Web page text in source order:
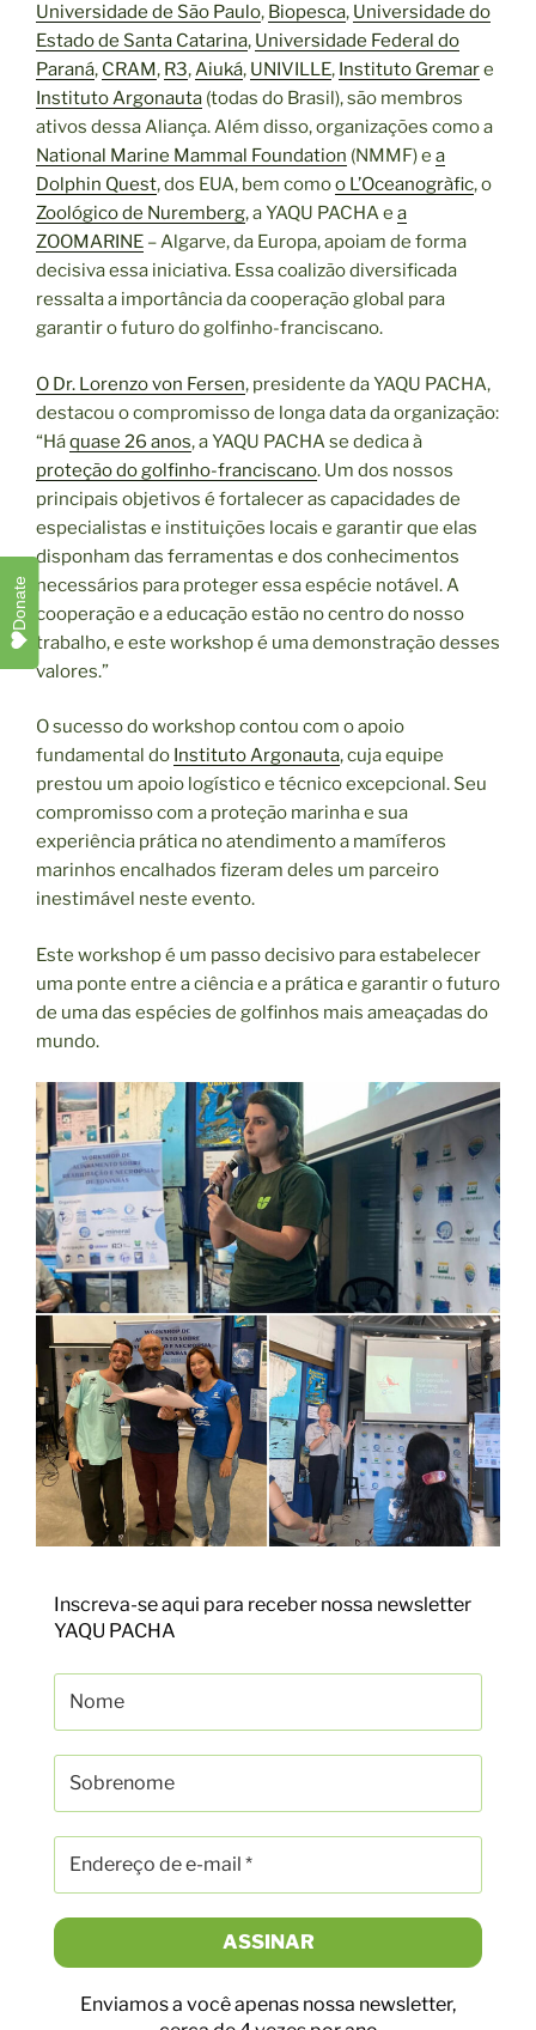
Universidade de São Paulo, Biopesca, Universidade do
Estado de Santa Catarina, Universidade Federal do
Paraná, CRAM, R3,Aiuká, UNIVILLE, Instituto Gremare
Instituto Argonauta (todas do Brasil), são membros
ativos dessa Aliança. Além disso, organizações como a
National Marine Mammal Foundation (NMMF) e a
Dolphin Quest, dos EUA, bem comoo L’Oceanogràfic, o
Zoológico de Nuremberg, a YAQU PACHA e a
ZOOMARINE – Algarve, da Europa, apoiam de forma
decisiva essa iniciativa. Essa coalizão diversificada
ressalta a importância da cooperação global para
garantir o futuro do golfinho-franciscano.
O Dr. Lorenzo von Fersen, presidente da YAQU PACHA,
destacou o compromisso de longa data da organização:
“Háquase 26 anos, a YAQU PACHA se dedica à
proteção do golfinho-franciscano. Um dos nossos
principais objetivos é fortalecer as capacidades de
especialistas e instituições locais e garantir que elas
disponham das ferramentas e dos conhecimentos
necessários para proteger essa espécie notável. A
cooperação e a educação estão no centro do nosso
trabalho, e este workshop é uma demonstração desses
valores.”
O sucesso do workshop contou com o apoio
fundamental do Instituto Argonauta, cuja equipe
prestou um apoio logístico e técnico excepcional. Seu
compromisso com a proteção marinha e sua
experiência prática no atendimento a mamíferos
marinhos encalhados fizeram deles um parceiro
inestimável neste evento.
Este workshop é um passo decisivo para estabelecer
uma ponte entre a ciência e a prática e garantir o futuro
de uma das espécies de golfinhos mais ameaçadas do
mundo.
Inscreva-se aqui para receber nossa newsletter
YAQU PACHA
Enviamos a você apenas nossa newsletter,
Donate